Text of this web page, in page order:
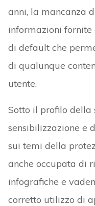
anni, la mancanza
informazioni
di default che
di qualunque
utente.
Sotto il profilo
sensibilizzazione e
sui temi della
anche occupata di
infografiche e
corretto utilizzo di